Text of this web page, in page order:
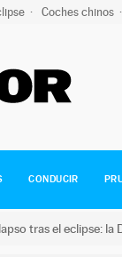
Coches chinos
CONDUCIR
tras el eclipse: la